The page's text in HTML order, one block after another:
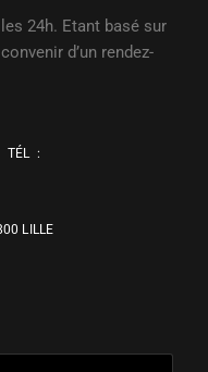
24h. Etant basé sur
d’un rendez-
:
LILLE